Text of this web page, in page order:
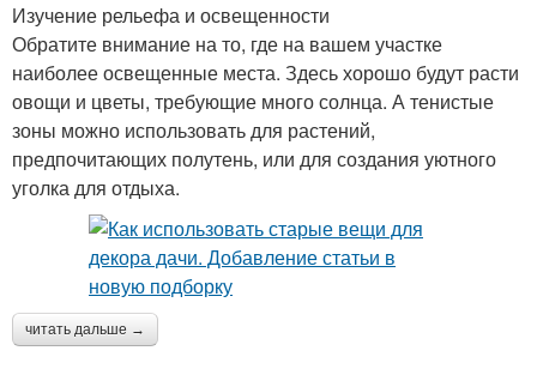
Изучение рельефа и освещенности
Обратите внимание на то, где на вашем участке
наиболее освещенные места. Здесь хорошо будут расти
овощи и цветы, требующие много солнца. А тенистые
зоны можно использовать для растений,
предпочитающих полутень, или для создания уютного
уголка для отдыха.
читать дальше →